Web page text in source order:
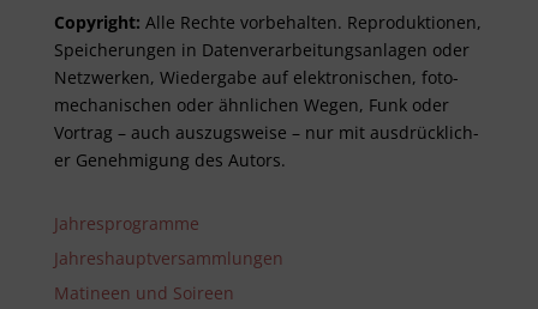
Copyright: Alle Rechte vor­be­halt­en. Re­pro­duktionen,
Spei­cher­ungen in Daten­ver­arbeitungs­anlag­en oder
Netz­werken, Wieder­gabe auf elektro­nisch­en, foto­
mech­anisch­en oder ähnlich­en Wegen, Funk oder
Vor­trag – auch aus­zugs­weise – nur mit aus­drück­lich­
er Genehm­ig­ung des Autors.
Jahresprogramme
Jahreshauptversammlungen
Matineen und Soireen